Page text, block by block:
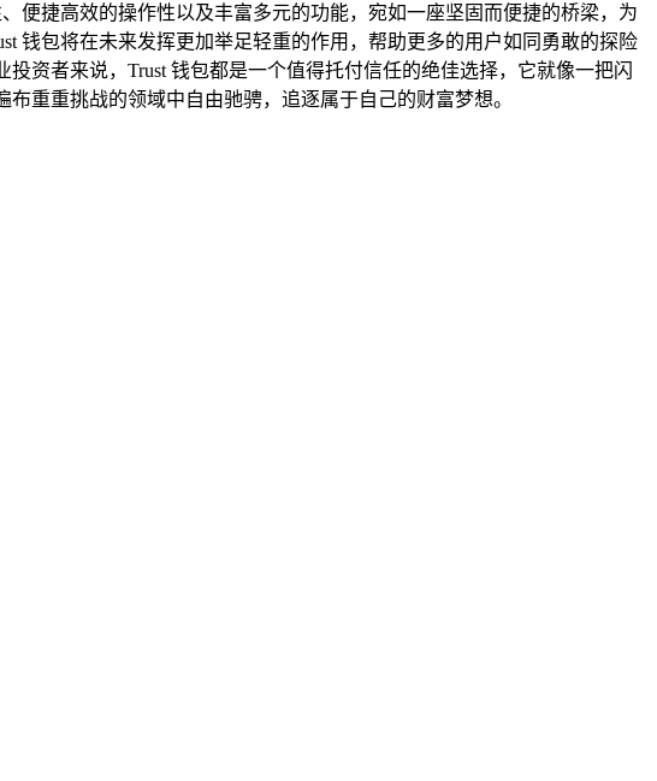
便捷高效的操作性以及丰富多元的功能，宛如一座坚固而便捷的桥梁，为
钱包将在未来发挥更加举足轻重的作用，帮助更多的用户如同勇敢的探险
资者来说，Trust 钱包都是一个值得托付信任的绝佳选择，它就像一把闪
重重挑战的领域中自由驰骋，追逐属于自己的财富梦想。